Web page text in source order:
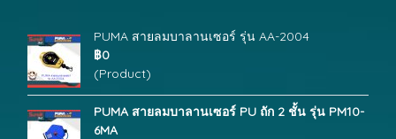
PUMA สายลมบาลานเซอร์ รุ่น AA-2004
฿0
(Product)
PUMA สายลมบาลานเซอร์ PU ถัก 2 ชั้น รุ่น PM10-
6MA